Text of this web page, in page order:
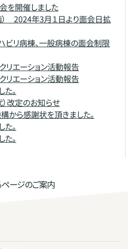
を開催しました
） 2024年3月１日より面会日拡
ビリ病棟、一般病棟の面会制限
リエーション活動報告
リエーション活動報告
。
改定のお知らせ
から感謝状を頂きました。
。
。
ページのご案内